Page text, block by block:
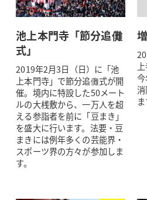
池上本門寺「節分追儺
式」
2019年2月3日（日）に「池
上本門寺」で節分追儺式が開
催。境内に特設した50メート
ルの大桟敷から、一万人を超
える参詣者を前に「豆まき」
を盛大に行います。法要・豆
まきには例年多くの芸能界・
スポーツ界の方々が参加しま
す。
ま